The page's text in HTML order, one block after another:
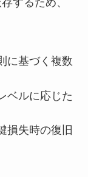
に基づく複数
ベルに応じた
損失時の復旧